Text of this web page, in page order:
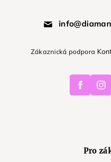
Zákaznická podpora
Facebook
Pro